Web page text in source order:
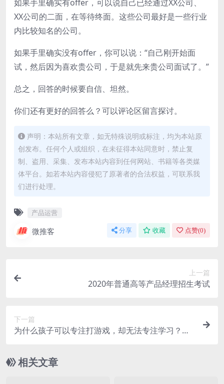
如果手里确实有offer，可以说自己已经通过XX公司、
XX公司的二面，在等待终面。这些公司最好是一些行业
内比较知名的公司。
如果手里确实没有offer，你可以说：“自己刚开始面
试，然后因为喜欢贵公司，于是就先来贵公司面试了。”
总之，回答的时候要自信、坦然。
你们还有更好的回答么？可以评论区留言探讨。
声明：本站所有文章，如无特殊说明或标注，均为本站原
创发布。任何个人或组织，在未征得本站同意时，禁止复
制、盗用、采集、发布本站内容到任何网站、书籍等各类媒
体平台。如若本站内容侵犯了原著者的合法权益，可联系我
们进行处理。
产品运营
微推客 分享 收藏 点赞(0)
上一篇
2020年普通高等产品经理招生考试
下一篇
为什么孩子可以专注打游戏，却无法专注学习？产
相关文章